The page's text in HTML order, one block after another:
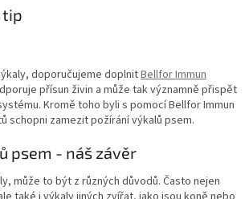
tip
doporučujeme doplnitBellfor Immun
přísun živin a může tak významně přispět
Kromě toho byli s pomocí Bellfor Immun
schopni zamezit požírání výkalů psem.
psem - náš závěr
může to být z různých důvodů. Často nejen